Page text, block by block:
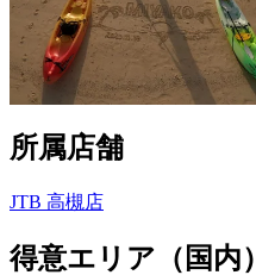
所属店舗
JTB 高槻店
得意エリア（国内）